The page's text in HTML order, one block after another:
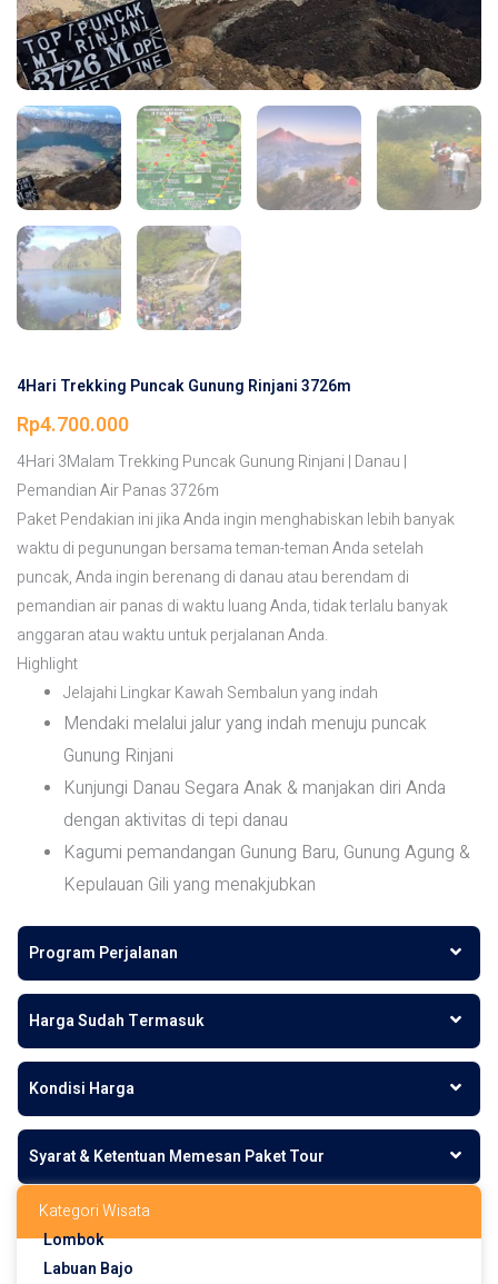
4Hari Trekking Puncak Gunung Rinjani 3726m
Rp4.700.000
4Hari 3Malam Trekking Puncak Gunung Rinjani | Danau |
Pemandian Air Panas 3726m
Paket Pendakian ini jika Anda ingin menghabiskan lebih banyak
waktu di pegunungan bersama teman-teman Anda setelah
puncak, Anda ingin berenang di danau atau berendam di
pemandian air panas di waktu luang Anda, tidak terlalu banyak
anggaran atau waktu untuk perjalanan Anda.
Highlight
Jelajahi Lingkar Kawah Sembalun yang indah
Mendaki melalui jalur yang indah menuju puncak
Gunung Rinjani
Kunjungi Danau Segara Anak & manjakan diri Anda
dengan aktivitas di tepi danau
Kagumi pemandangan Gunung Baru, Gunung Agung &
Kepulauan Gili yang menakjubkan
Program Perjalanan
Harga Sudah Termasuk
Kondisi Harga
Syarat & Ketentuan Memesan Paket Tour
Kategori Wisata
Lombok
Labuan Bajo